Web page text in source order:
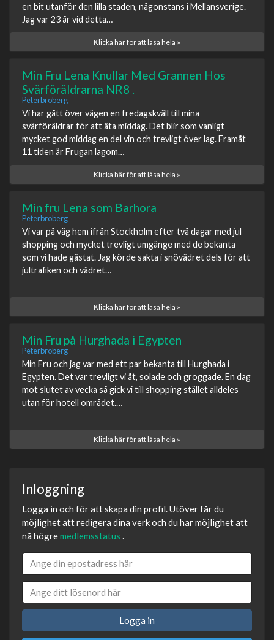
en bit utanför den lilla staden, någonstans i Mellansverige.
Jag var 23 år vid detta…
Klicka här för att läsa hela »
Min Fru Lena Knullar Med Grannen Hos
Svärföräldrarna NR8 .
Peterbroberg
Vi har gått över vägen en fredagskväll till mina
svärföräldrar för att äta middag. Det blir som vanligt
mycket god middag en del vin och trevligt över lag. Framåt
11 tiden är Frugan lagom…
Klicka här för att läsa hela »
Min fru Lena som Barhora
Peterbroberg
Vi var på väg hem ifrån Stockholm efter två dagar med jul
shopping och mycket trevligt umgänge med de bekanta
som vi hade gästat. Jag körde sakta i snövädret dels för att
jultrafiken och vädret…
Klicka här för att läsa hela »
Min Fru på Hurghada i Egypten
Peterbroberg
Min Fru och jag var med ett par bekanta till Hurghada i
Egypten. Det var trevligt vi åt, solade och groggade. En dag
mot slutet av vecka så gick vi till shopping stället alldeles
utan för hotell området.…
Klicka här för att läsa hela »
Inloggning
Logga in och för att skapa din profil. Utöver får du
möjlighet att redigera dina verk och du har möjlighet att
nå högremedlemsstatus .
Logga in